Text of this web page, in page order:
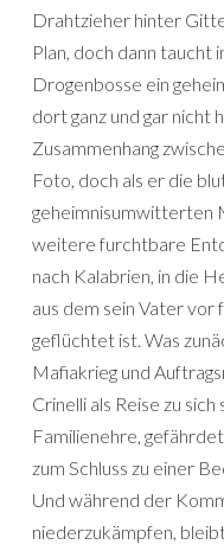
Drahtzieher hinter
Plan, doch dann
Drogenbosse ein
dort ganz und gar nicht
Zusammenhang
Foto, doch als er die
geheimnisumwitterten
weitere furchtbare
nach Kalabrien, in die
aus dem sein Vater vor
geflüchtet ist. Was
Mafiakrieg und
Crinelli als Reise zu
Familienehre,
zum Schluss zu einer
Und während der
niederzukämpfen,